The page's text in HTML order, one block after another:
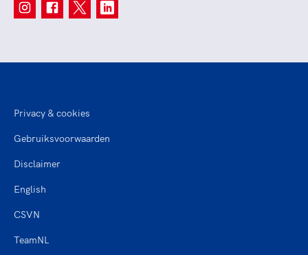
Privacy & cookies
Gebruiksvoorwaarden
Disclaimer
English
CSVN
TeamNL